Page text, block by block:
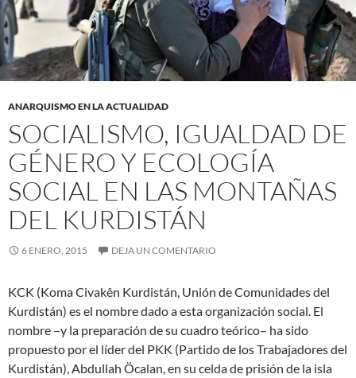
ANARQUISMO EN LA ACTUALIDAD
SOCIALISMO, IGUALDAD DE
GÉNERO Y ECOLOGÍA
SOCIAL EN LAS MONTAÑAS
DEL KURDISTÁN
6 ENERO, 2015 DEJA UN COMENTARIO
KCK (Koma Civakên Kurdistán, Unión de Comunidades del
Kurdistán) es el nombre dado a esta organización social. El
nombre –y la preparación de su cuadro teórico– ha sido
propuesto por el líder del PKK (Partido de los Trabajadores del
Kurdistán), Abdullah Öcalan, en su celda de prisión de la isla